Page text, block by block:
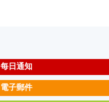
每日通知
電子郵件